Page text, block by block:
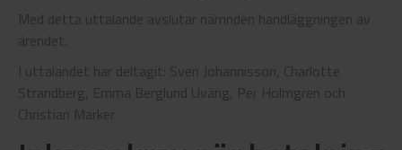
Med detta uttalande avslutar nämnden handläggningen av
ärendet.
I uttalandet har deltagit: Sven Johannisson, Charlotte
Strandberg, Emma Berglund Uväng, Per Holmgren och
Christian Marker